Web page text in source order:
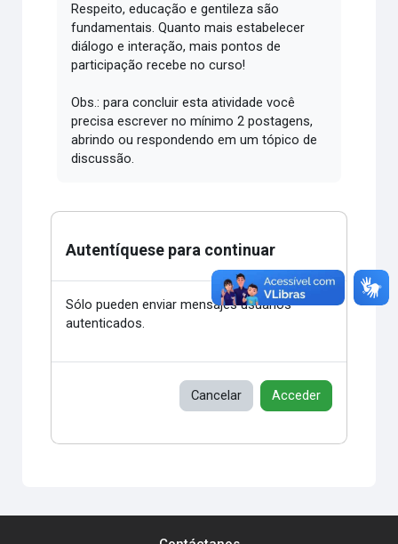
Respeito, educação e gentileza são
fundamentais.Quanto mais estabelecer
diálogo e interação, mais pontos de
participação recebe no curso!
Obs.: para concluir esta atividade você
precisa escrever no mínimo 2 postagens,
abrindo ou respondendo em um tópico de
discussão.
Autentíquese para continuar
Sólo pueden enviar mensajes usuarios
autenticados.
Cancelar Acceder